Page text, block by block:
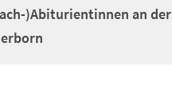
)Abiturientinnen an der